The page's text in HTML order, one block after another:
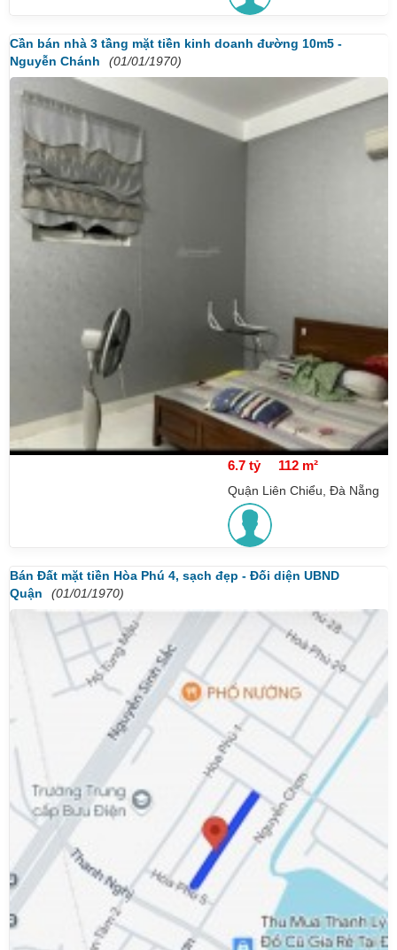
Cần bán nhà 3 tầng mặt tiền kinh doanh đường 10m5 -
Nguyễn Chánh
(01/01/1970)
6.7 tỷ 112 m²
Quận Liên Chiểu, Đà Nẵng
Bán Đất mặt tiền Hòa Phú 4, sạch đẹp - Đối diện UBND
Quận
(01/01/1970)